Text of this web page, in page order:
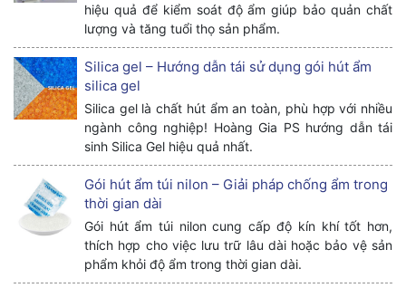
hiệu quả để kiểm soát độ ẩm giúp bảo quản chất
lượng và tăng tuổi thọ sản phẩm.
Silica gel – Hướng dẫn tái sử dụng gói hút ẩm
silica gel
Silica gel là chất hút ẩm an toàn, phù hợp với nhiều
ngành công nghiệp! Hoàng Gia PS hướng dẫn tái
sinh Silica Gel hiệu quả nhất.
Gói hút ẩm túi nilon – Giải pháp chống ẩm trong
thời gian dài
Gói hút ẩm túi nilon cung cấp độ kín khí tốt hơn,
thích hợp cho việc lưu trữ lâu dài hoặc bảo vệ sản
phẩm khỏi độ ẩm trong thời gian dài.